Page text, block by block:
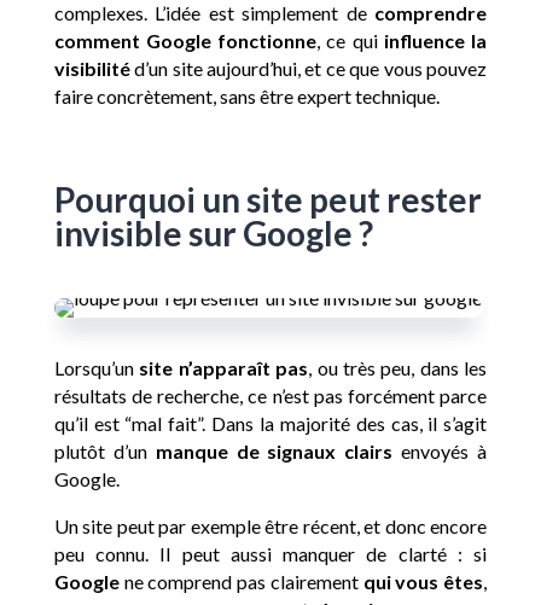
complexes. L’idée est simplement de comprendre
comment Google fonctionne, ce qui influence la
visibilitéd’un site aujourd’hui, et ce que vous pouvez
faire concrètement, sans être expert technique.
Pourquoi un site peut rester
invisible sur Google ?
Lorsqu’un site n’apparaît pas, ou très peu, dans les
résultats de recherche, ce n’est pas forcément parce
qu’il est “mal fait”. Dans la majorité des cas, il s’agit
plutôt d’un manque de signaux clairs envoyés à
Google.
Un site peut par exemple être récent, et donc encore
peu connu. Il peut aussi manquer de clarté : si
Googlene comprend pas clairement qui vous êtes,